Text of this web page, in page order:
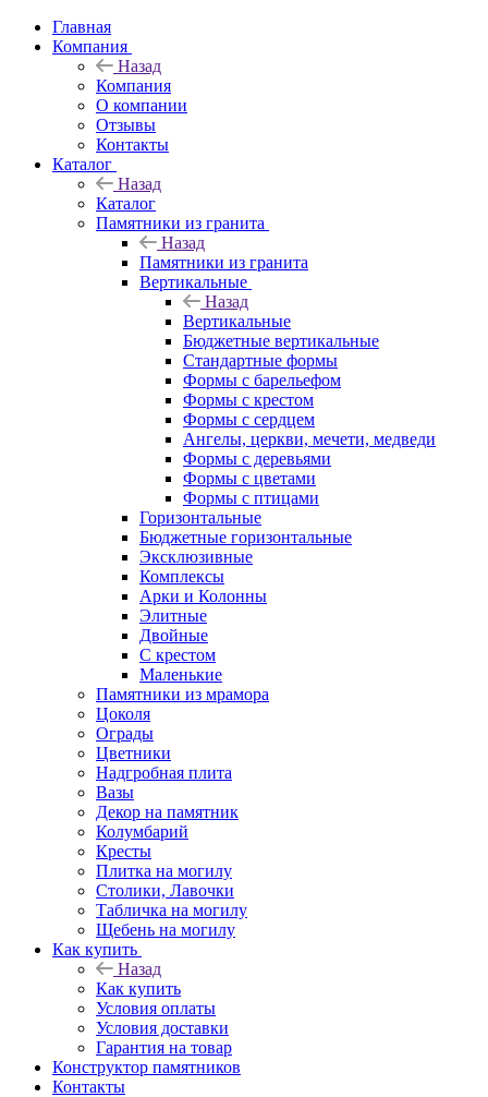
Главная
Компания
Назад
Компания
О компании
Отзывы
Контакты
Каталог
Назад
Каталог
Памятники из гранита
Назад
Памятники из гранита
Вертикальные
Назад
Вертикальные
Бюджетные вертикальные
Стандартные формы
Формы с барельефом
Формы с крестом
Формы с сердцем
Ангелы, церкви, мечети, медведи
Формы с деревьями
Формы с цветами
Формы с птицами
Горизонтальные
Бюджетные горизонтальные
Эксклюзивные
Комплексы
Арки и Колонны
Элитные
Двойные
С крестом
Маленькие
Памятники из мрамора
Цоколя
Ограды
Цветники
Надгробная плита
Вазы
Декор на памятник
Колумбарий
Кресты
Плитка на могилу
Столики, Лавочки
Табличка на могилу
Щебень на могилу
Как купить
Назад
Как купить
Условия оплаты
Условия доставки
Гарантия на товар
Конструктор памятников
Контакты